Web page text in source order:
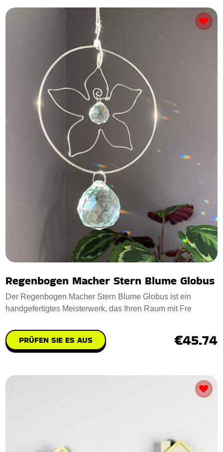
Regenbogen Macher Stern Blume Globus
Der Regenbogen Macher Stern Blume Globus ist ein
handgefertigtes Meisterwerk, das Ihren Raum mit Fre
PRÜFEN SIE ES AUS €45.74